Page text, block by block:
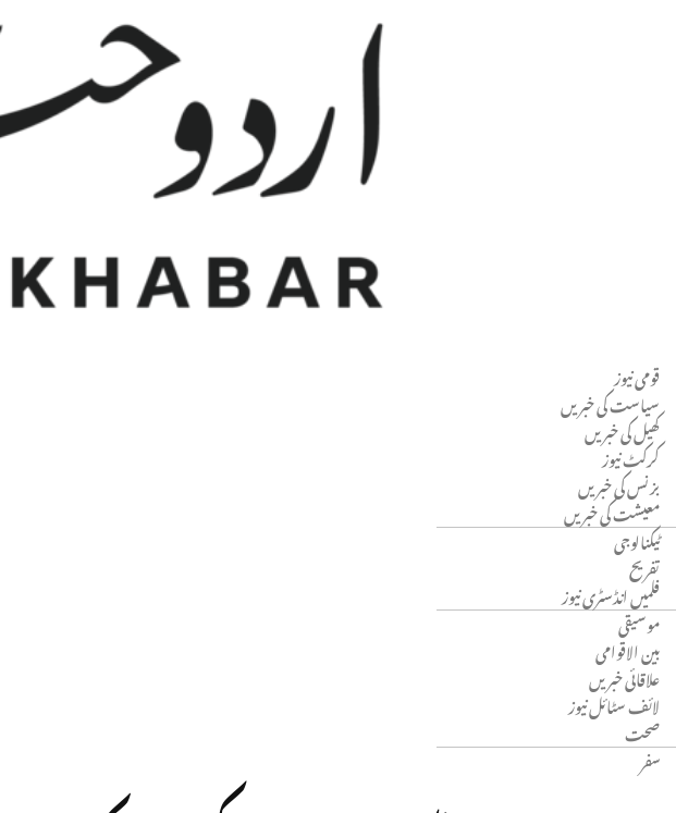
Menuقومی نیوز
سیاست کی خبریں
کھیل کی خبریں
کرکٹ نیوز
بزنس کی خبریں
معیشت کی خبریں
ٹیکنالوجی
تفریح
فلمیں انڈسٹری نیوز
موسیقی
بین الاقوامی
علاقائی خبریں
لائف سٹائل نیوز
صحت
سفر